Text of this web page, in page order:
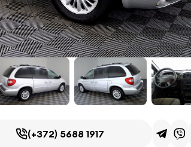
(+372) 5688 1917